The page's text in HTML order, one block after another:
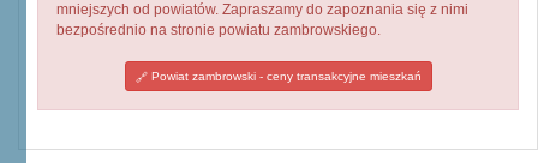
mniejszych od powiatów. Zapraszamy do zapoznania się z nimi
bezpośrednio na stronie powiatu zambrowskiego.
Powiat zambrowski - ceny transakcyjne mieszkań